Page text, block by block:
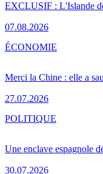
EXCLUSIF : L'Islande
07.08.2026
Merci la Chine : elle a
27.07.2026
ÉCONOMIE
Une enclave espagnole
30.07.2026
POLITIQUE